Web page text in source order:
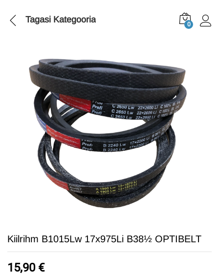
Tagasi Kategooria 0
Kiilrihm B1015Lw 17x975Li B38½ OPTIBELT
15,90 €